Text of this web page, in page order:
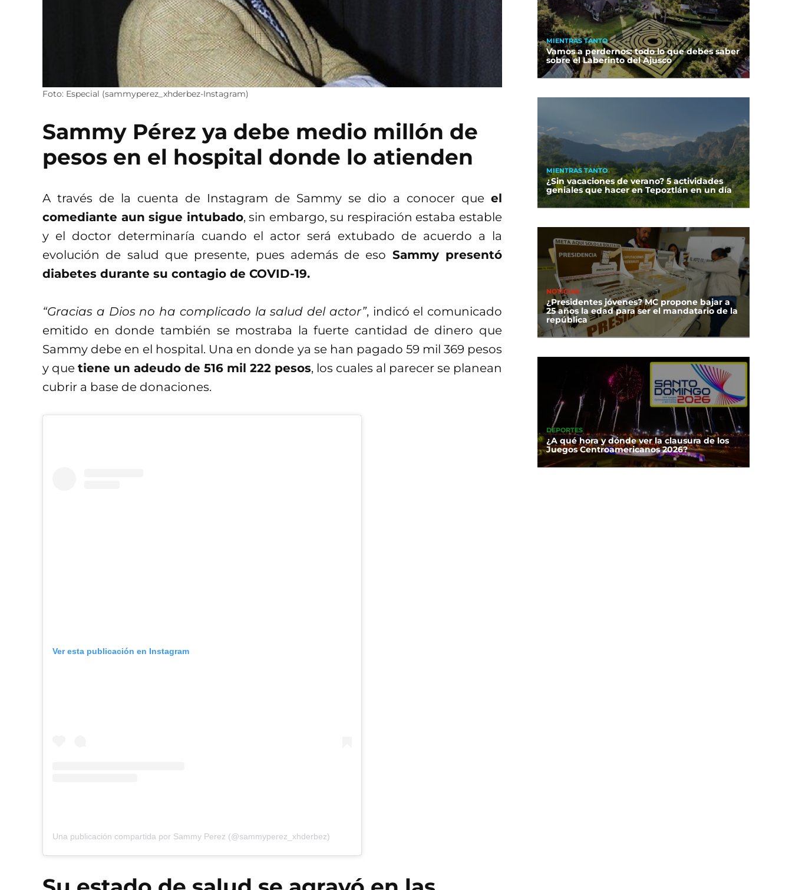
Foto: Especial (sammyperez_xhderbez-Instagram)
Sammy Pérez ya debe medio millón de
pesos en el hospital donde lo atienden
A través de la cuenta de Instagram de Sammy se dio a conocer que el
comediante aun sigue intubado, sin embargo, su respiración estaba estable
y el doctor determinaría cuando el actor será extubado de acuerdo a la
evolución de salud que presente, pues además de eso Sammy presentó
diabetes durante su contagio de COVID-19.
“Gracias a Dios no ha complicado la salud del actor”, indicó el comunicado
emitido en donde también se mostraba la fuerte cantidad de dinero que
Sammy debe en el hospital. Una en donde ya se han pagado 59 mil 369 pesos
y que tiene un adeudo de 516 mil 222 pesos, los cuales al parecer se planean
cubrir a base de donaciones.
Ver esta publicación en Instagram
Una publicación compartida por Sammy Perez (@sammyperez_xhderbez)
MIENTRAS TANTO
Vamos a perdernos: todo lo que debes saber
sobre el Laberinto del Ajusco
MIENTRAS TANTO
¿Sin vacaciones de verano? 5 actividades
geniales que hacer en Tepoztlán en un día
NOTICIAS
¿Presidentes jóvenes? MC propone bajar a
25 años la edad para ser el mandatario de la
república
DEPORTES
¿A qué hora y dónde ver la clausura de los
Juegos Centroamericanos 2026?